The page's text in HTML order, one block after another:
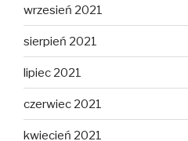
wrzesień 2021
sierpień 2021
lipiec 2021
czerwiec 2021
kwiecień 2021